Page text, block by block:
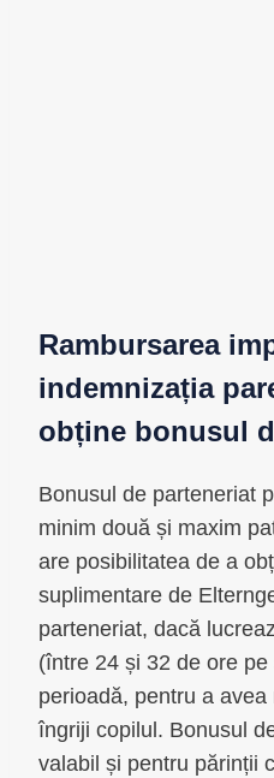
Rambursarea
indemnizația
obține bonusul
Bonusul de parteneriat
minim două și maxim
are posibilitatea de a
suplimentare de
parteneriat, dacă
(între 24 și 32 de ore
perioadă, pentru a
îngriji copilul. Bonusul
valabil și pentru părinții